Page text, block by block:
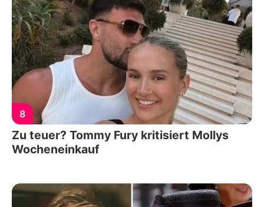
8
Zu teuer? Tommy Fury kritisiert Mollys
Wocheneinkauf